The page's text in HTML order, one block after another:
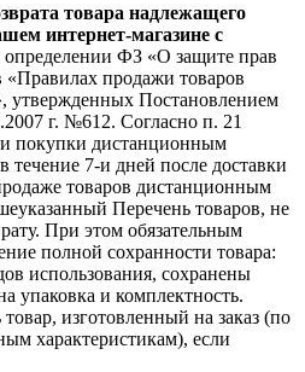
товара надлежащего
интернет-магазине с
определении ФЗ «О защите прав
«Правилах продажи товаров
утвержденных Постановлением
г. №612. Согласно п. 21
покупки дистанционным
течение 7-и дней после доставки
товаров дистанционным
Перечень товаров, не
При этом обязательным
полной сохранности товара:
использования, сохранены
упаковка и комплектность.
изготовленный на заказ (по
характеристикам), если